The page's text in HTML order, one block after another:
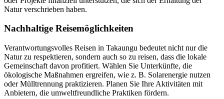
Natur verschrieben haben.
Nachhaltige Reisemöglichkeiten
Verantwortungsvolles Reisen in Takaungu bedeutet nicht nur die
Natur zu respektieren, sondern auch so zu reisen, dass die lokale
Gemeinschaft davon profitiert. Wählen Sie Unterkünfte, die
ökologische Maßnahmen ergreifen, wie z. B. Solarenergie nutzen
oder Mülltrennung praktizieren. Planen Sie Ihre Aktivitäten mit
Anbietern, die umweltfreundliche Praktiken fördern.